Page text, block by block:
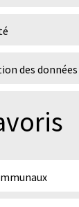
des données